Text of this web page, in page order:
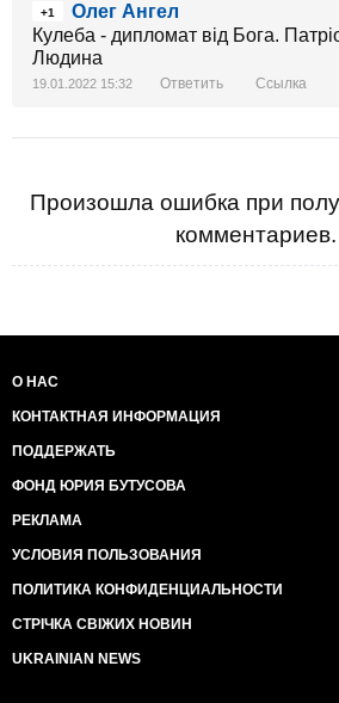
+1
Олег Ангел
Кулеба - дипломат від Бога.
Людина
19.01.2022 15:32 Ответить Ссылка
Произошла ошибка при
комментариев.
О НАС
КОНТАКТНАЯ ИНФОРМАЦИЯ
ПОДДЕРЖАТЬ
ФОНД ЮРИЯ БУТУСОВА
РЕКЛАМА
УСЛОВИЯ ПОЛЬЗОВАНИЯ
ПОЛИТИКА КОНФИДЕНЦИАЛЬНОСТИ
СТРІЧКА СВІЖИХ НОВИН
UKRAINIAN NEWS